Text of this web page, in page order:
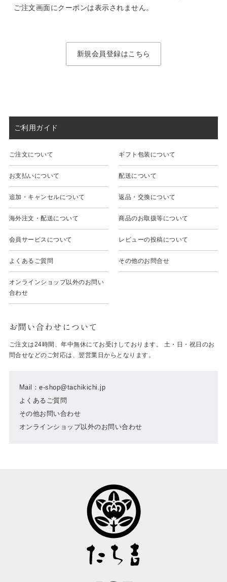
ご注文画面にクーポンは表示されません。
新規会員登録はこちら
ご利用ガイド
ご注文について ギフト包装について
お支払いについて 配送について
追加・キャンセルについて 返品・交換について
海外注文・配送について 商品のお取扱等について
会員サービスについて レビューの投稿について
よくあるご質問 その他のお問合せ
オンラインショップ以外のお問い
合わせ
お問い合わせについて
Mail：e-shop@tachikichi.jp
よくあるご質問
その他お問い合わせ
オンラインショップ以外のお問い合わせ
ご注文は24時間、年中無休にてお受けしております。 土・日・祝日のお
問合せなどのご対応は、翌営業日からとなります。